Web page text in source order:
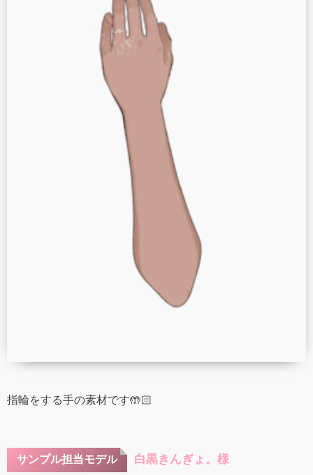
指輪をする手の素材です🤲🏻
サンプル担当モデル 白黒きんぎょ。様